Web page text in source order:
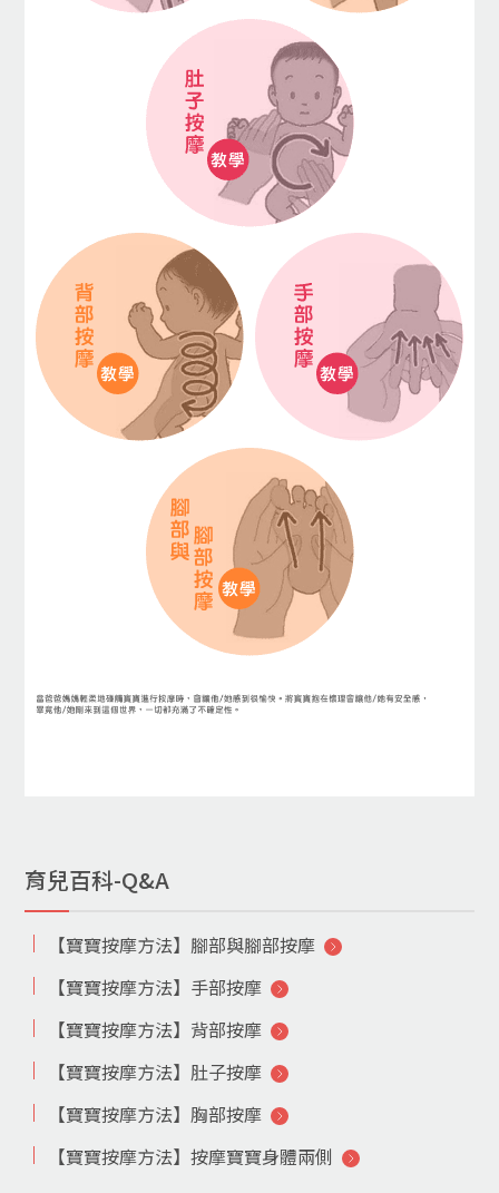
育兒百科-Q&A
【寶寶按摩方法】腳部與腳部按摩
【寶寶按摩方法】手部按摩
【寶寶按摩方法】背部按摩
【寶寶按摩方法】肚子按摩
【寶寶按摩方法】胸部按摩
【寶寶按摩方法】按摩寶寶身體兩側